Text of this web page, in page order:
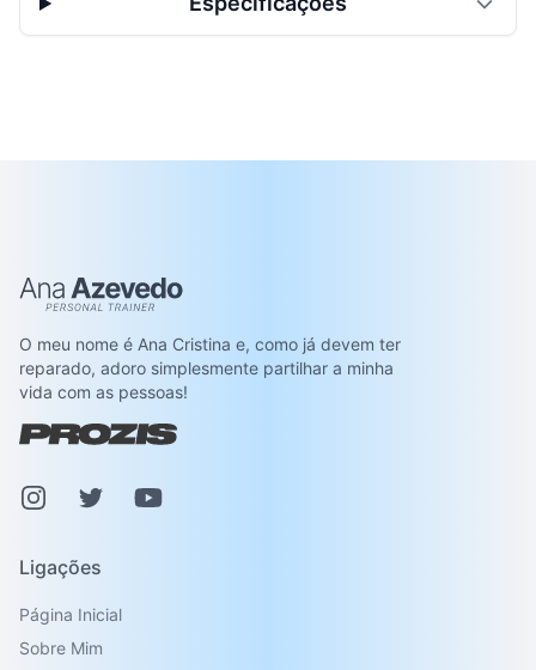
Ana Azevedo
O meu nome é Ana Cristina e, como já devem ter
reparado, adoro simplesmente partilhar a minha
vida com as pessoas!
InstagramPinterestYoutube
Ligações
Página Inicial
Sobre Mim